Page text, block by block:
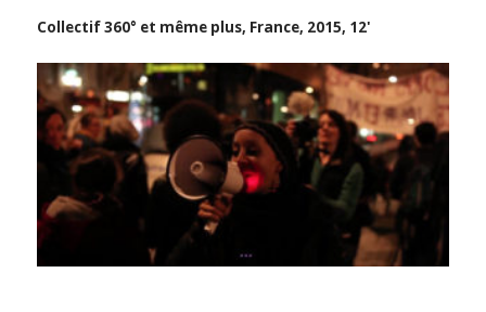
Collectif 360° et même plus, France, 2015, 12'